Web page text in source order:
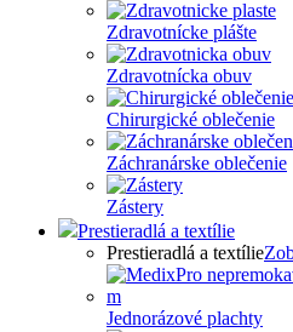
Zdravotnícke plášte
Zdravotnícka obuv
Chirurgické oblečenie
Záchranárske oblečenie
Zástery
Prestieradlá a textílie
Prestieradlá a textílie
Jednorázové plachty